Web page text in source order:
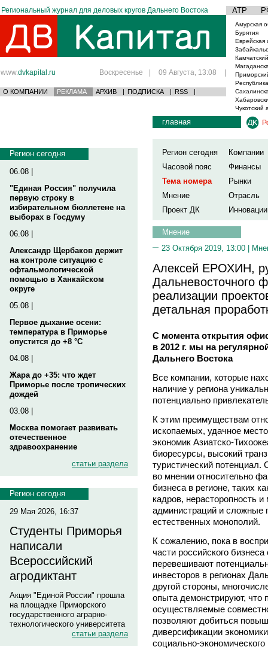
Региональный журнал для деловых кругов Дальнего Востока АТР
www.dvkapital.ru Воскресенье | 09 Августа, 13:08 |
О КОМПАНИИ РЕКЛАМА АРХИВ | ПОДПИСКА | RSS |
Амурская
Бурятия
Еврейская
Чукотский
Регион сегодня
06.08 |
"Единая Россия" получила
первую строку в
избирательном бюллетене на
выборах в Госдуму
06.08 |
Александр Щербаков держит
на контроле ситуацию с
офтальмологической
помощью в Ханкайском
округе
05.08 |
Первое дыхание осени:
температура в Приморье
опустится до +8 °C
04.08 |
Жара до +35: что ждет
Приморье после тропических
дождей
03.08 |
Москва помогает развивать
отечественное
здравоохранение
статьи раздела
Регион сегодня
29 Мая 2026, 16:37
Студенты Приморья
написали
Всероссийский
агродиктант
Акция "Единой России" прошла
на площадке Приморского
государственного аграрно-
технологического университета
статьи раздела
главная
Регион сегодня
Компании
Часовой пояс
Финансы
Тема номера
Рынки
Мнение
Отрасль
Проект ДК
Инновации
Мнение
23 Октября 2019, 13:00 |
Алексей ЕРОХИН,
Дальневосточного
реализации
детальная
С момента открытия
в 2012 г. мы на
Дальнего Востока
Все компании, которые
наличие у региона
потенциально
К этим преимуществам
ископаемых, удачное
экономик Азиатско-
биоресурсы, высокий
туристический потенциал.
во мнении относительно
бизнеса в регионе, таких
кадров, нерасторопность
администраций и сложные
естественных монополий.
К сожалению, пока в
части российского
перевешивают
инвесторов в регионах
другой стороны,
опыта демонстрируют, что
осуществляемые
позволяют добиться
диверсификации
социально-экономического